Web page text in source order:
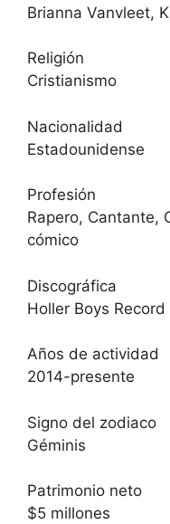
Brianna Vanvleet,
Religión
Cristianismo
Nacionalidad
Estadounidense
Profesión
Rapero, Cantante,
cómico
Discográfica
Holler Boys Record
Años de actividad
2014-presente
Signo del zodiaco
Géminis
Patrimonio neto
$5 millones